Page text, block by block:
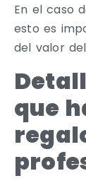
En el caso
esto es
del valor
que